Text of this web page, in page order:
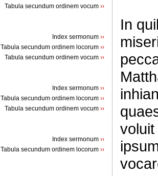
Tabula secundum ordinem vocum ››
Index sermonum ››
Tabula secundum ordinem locorum ››
Tabula secundum ordinem vocum ››
Index sermonum ››
Tabula secundum ordinem locorum ››
Tabula secundum ordinem vocum ››
Index sermonum ››
Tabula secundum ordinem locorum ››
In